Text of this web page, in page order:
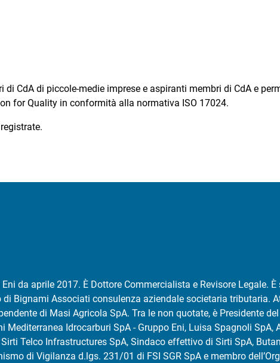
CdA di piccole-medie imprese e aspiranti membri di CdA e
for Quality in conformità alla normativa ISO 17024.
da aprile 2017. È Dottore Commercialista e Revisore Legale. È
Bignami Associati consulenza aziendale societaria tributaria.
di Masi Agricola SpA. Tra le non quotate, è Presidente
Mediterranea Idrocarburi SpA - Gruppo Eni, Luisa Spagnoli SpA,
Telco Infrastructures SpA, Sindaco effettivo di Sirti SpA,
di Vigilanza d.lgs. 231/01 di FSI SGR SpA e membro